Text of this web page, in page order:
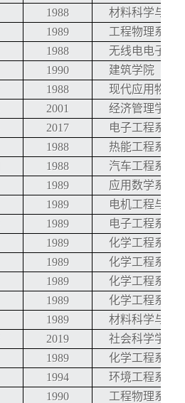
1988
材料科学与工
1989 工程物理系
1988
无线电电子学
1990 建筑学院
1988
现代应用物理
2001
经济管理学院
2017 电子工程系
1988
热能工程系
1988
汽车工程系
1989
应用数学系
1989
电机工程与应
1989
电子工程系
1989
化学工程系
1989
化学工程系
1989
化学工程系
1989 化学工程系
1989
材料科学与工
2019 社会科学学院
1989
化学工程系
1994
环境工程系
1990
工程物理系